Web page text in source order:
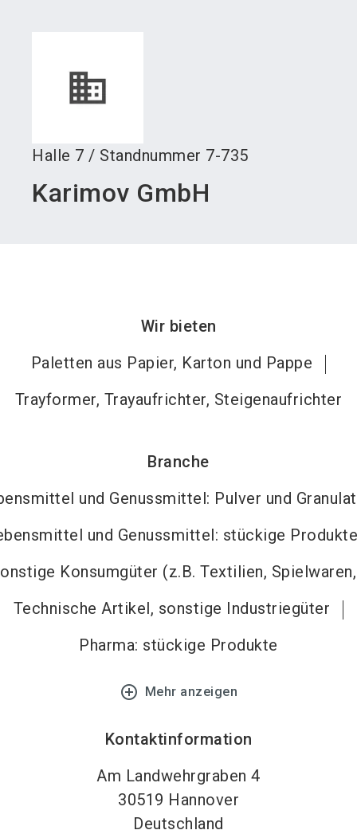
Halle 7 / Standnummer 7-735
Karimov GmbH
Wir bieten
Paletten aus Papier, Karton und Pappe
Trayformer, Trayaufrichter, Steigenaufrichter
Branche
und Genussmittel: Pulver und
und Genussmittel: stückige Produkte
Konsumgüter (z.B. Textilien,
Technische Artikel, sonstige Industriegüter
Pharma: stückige Produkte
add_circle_outline Mehr anzeigen
Kontaktinformation
Am Landwehrgraben 4
30519 Hannover
Deutschland